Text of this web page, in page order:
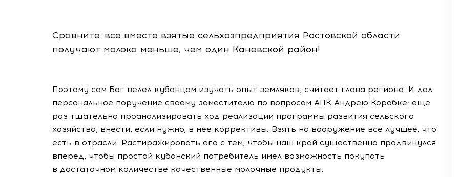
Сравните: все вместе взятые сельхозпредприятия Ростовской области
получают молока меньше, чем один Каневской район!
Поэтому сам Бог велел кубанцам изучать опыт земляков, считает глава региона. И дал
персональное поручение своему заместителю по вопросам АПК Андрею Коробке: еще
раз тщательно проанализировать ход реализации программы развития сельского
хозяйства, внести, если нужно, в нее коррективы. Взять на вооружение все лучшее, что
есть в отрасли. Растиражировать его с тем, чтобы наш край существенно продвинулся
вперед, чтобы простой кубанский потребитель имел возможность покупать
в достаточном количестве качественные молочные продукты.